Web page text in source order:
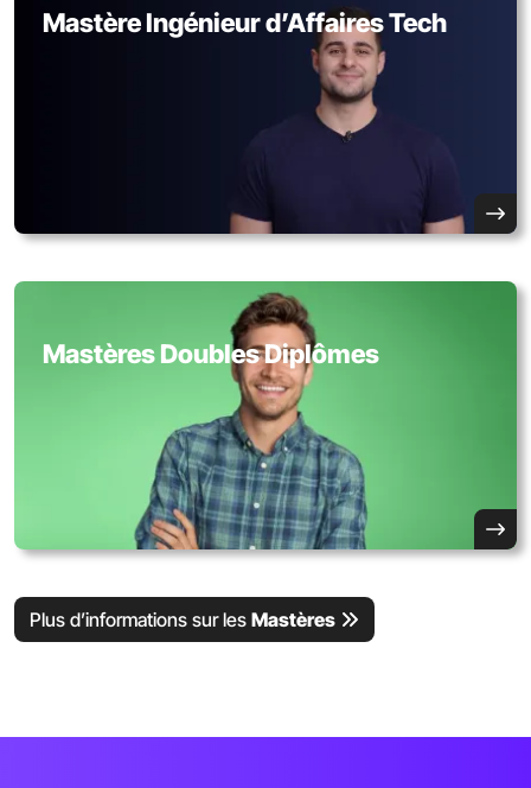
Mastère Ingénieur d’Affaires Tech
Mastères Doubles Diplômes
Plus d’informations sur les Mastères